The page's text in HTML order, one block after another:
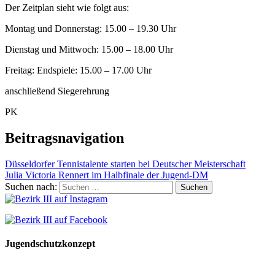
Der Zeitplan sieht wie folgt aus:
Montag und Donnerstag: 15.00 – 19.30 Uhr
Dienstag und Mittwoch: 15.00 – 18.00 Uhr
Freitag: Endspiele: 15.00 – 17.00 Uhr
anschließend Siegerehrung
PK
Beitragsnavigation
Düsseldorfer Tennistalente starten bei Deutscher Meisterschaft
Julia Victoria Rennert im Halbfinale der Jugend-DM
Suchen nach:
Jugendschutzkonzept